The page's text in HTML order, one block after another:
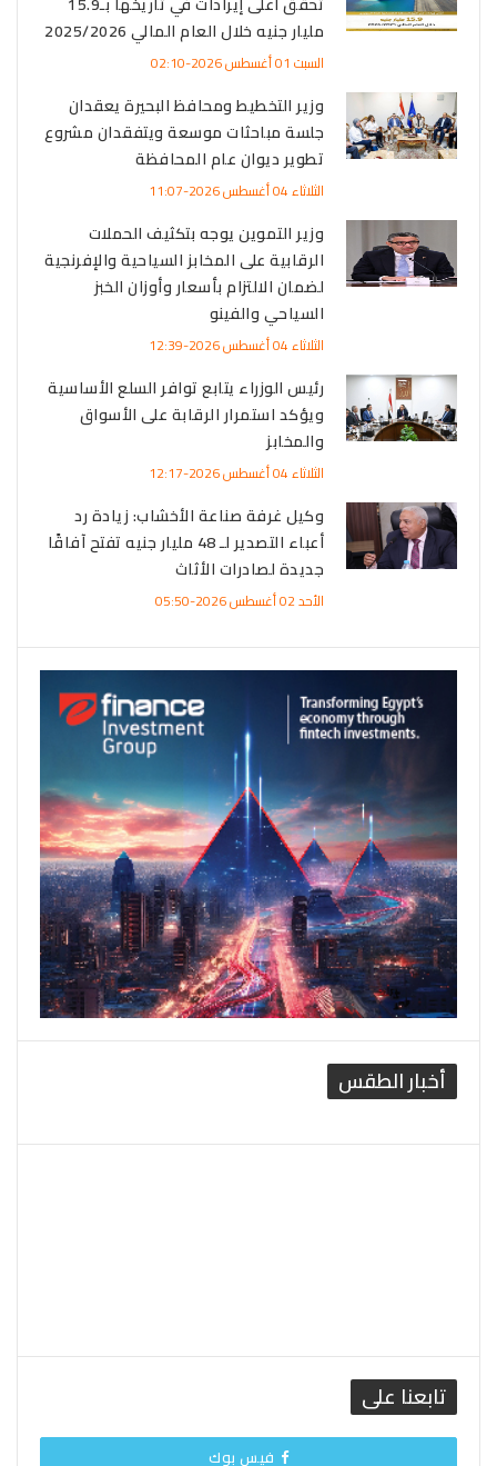
مليار جنيه خلال العام المالي 2025/2026
السبت 01 أغسطس 2026-02:10
وزير التخطيط ومحافظ البحيرة يعقدان
جلسة مباحثات موسعة ويتفقدان مشروع
تطوير ديوان عام المحافظة
الثلاثاء 04 أغسطس 2026-11:07
وزير التموين يوجه بتكثيف الحملات
الرقابية على المخابز السياحية والإفرنجية
لضمان الالتزام بأسعار وأوزان الخبز
السياحي والفينو
الثلاثاء 04 أغسطس 2026-12:39
رئيس الوزراء يتابع توافر السلع الأساسية
ويؤكد استمرار الرقابة على الأسواق
والمخابز
الثلاثاء 04 أغسطس 2026-12:17
وكيل غرفة صناعة الأخشاب: زيادة رد
أعباء التصدير لـ 48 مليار جنيه تفتح آفاقًا
جديدة لصادرات الأثاث
الأحد 02 أغسطس 2026-05:50
أخبار الطقس
تابعنا على
فيس بوك